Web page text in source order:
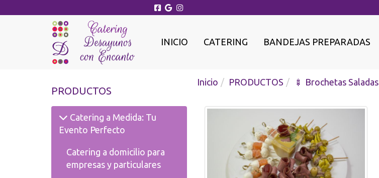
INICIO CATERING BANDEJAS PREPARADAS
PRODUCTOS
Catering a Medida: Tu
Evento Perfecto
Catering a domicilio para
empresas y particulares
Inicio PRODUCTOS 🍢 Brochetas Saladas